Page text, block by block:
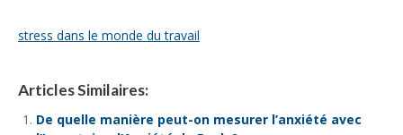
stress dans le monde du travail
Articles Similaires:
De quelle manière peut-on mesurer l’anxiété avec